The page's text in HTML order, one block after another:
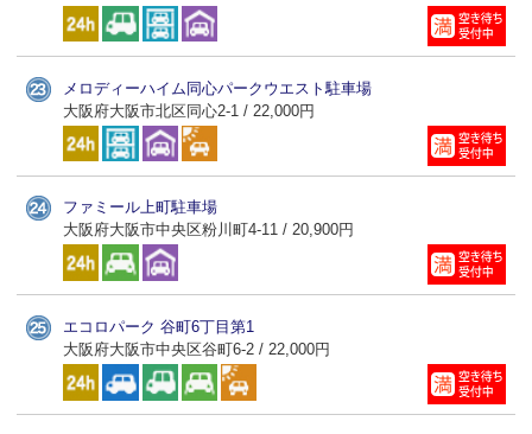
メロディーハイム同心パークウエスト駐車場
大阪府大阪市北区同心2-1 / 22,000円
ファミール上町駐車場
大阪府大阪市中央区粉川町4-11 / 20,900円
エコロパーク 谷町6丁目第1
大阪府大阪市中央区谷町6-2 / 22,000円